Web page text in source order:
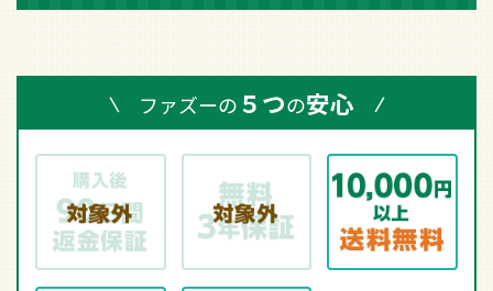
ファズーの５つの安心